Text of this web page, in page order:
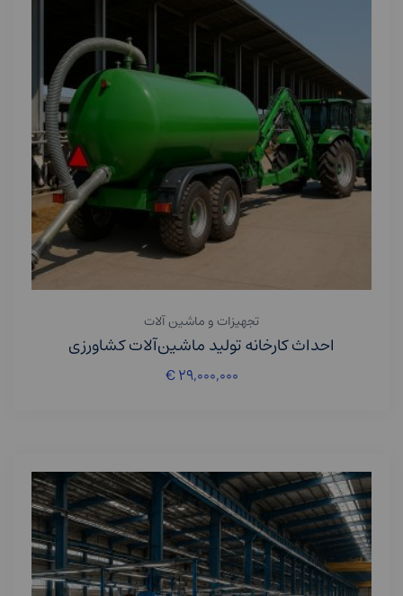
تجهیزات و ماشین آلات
احداث کارخانه تولید ماشین‌آلات کشاورزی
€۲۹,۰۰۰,۰۰۰